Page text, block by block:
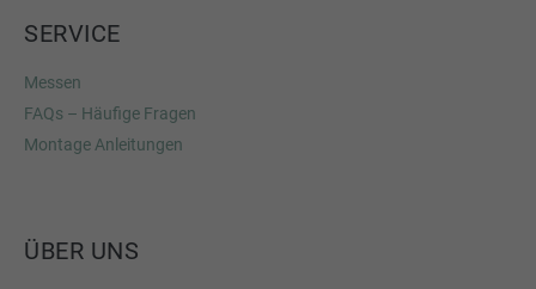
SERVICE
Messen
FAQs – Häufige Fragen
Montage Anleitungen
ÜBER UNS